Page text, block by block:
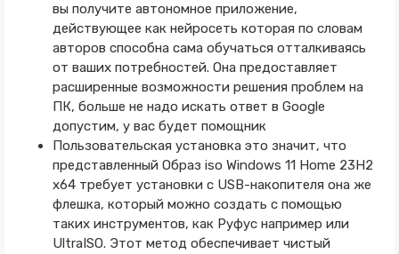
вы получите автономное приложение,
действующее как нейросеть которая по словам
авторов способна сама обучаться отталкиваясь
от ваших потребностей. Она предоставляет
расширенные возможности решения проблем на
ПК, больше не надо искать ответ в Google
допустим, у вас будет помощник
Пользовательская установка это значит, что
представленный Образ iso Windows 11 Home 23H2
x64 требует установки с USB-накопителя она же
флешка, который можно создать с помощью
таких инструментов, как Руфус например или
UltraISO. Этот метод обеспечивает чистый